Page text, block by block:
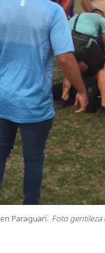
Paraguarí. Foto gentileza